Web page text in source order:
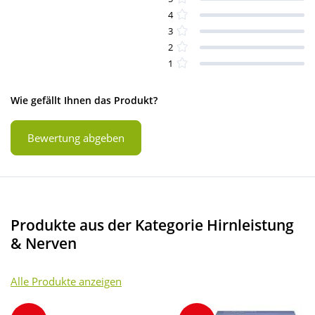
4
3
2
1
Wie gefällt Ihnen das Produkt?
Bewertung abgeben
Produkte aus der Kategorie Hirnleistung
& Nerven
Alle Produkte anzeigen